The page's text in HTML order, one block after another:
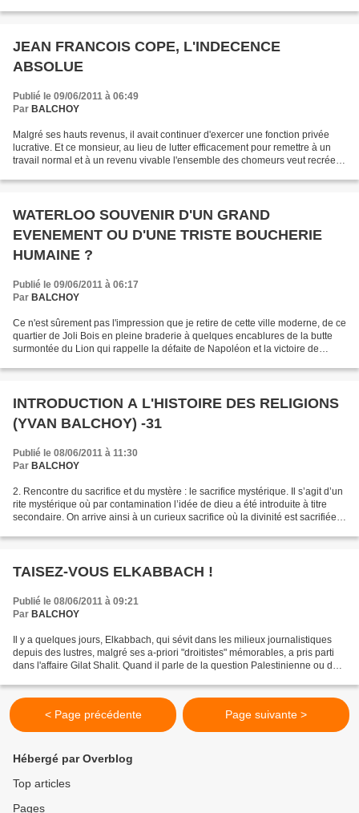
JEAN FRANCOIS COPE, L'INDECENCE
ABSOLUE
Publié le 09/06/2011 à 06:49
Par BALCHOY
Malgré ses hauts revenus, il avait continuer d'exercer une fonction privée
lucrative. Et ce monsieur, au lieu de lutter efficacement pour remettre à un
travail normal et à un revenu vivable l'ensemble des chomeurs veut recréer
WATERLOO SOUVENIR D'UN GRAND
EVENEMENT OU D'UNE TRISTE BOUCHERIE
HUMAINE ?
Publié le 09/06/2011 à 06:17
Par BALCHOY
Ce n'est sûrement pas l'impression que je retire de cette ville moderne, de ce
quartier de Joli Bois en pleine braderie à quelques encablures de la butte
surmontée du Lion qui rappelle la défaite de Napoléon et la victoire de
INTRODUCTION A L'HISTOIRE DES RELIGIONS
(YVAN BALCHOY) -31
Publié le 08/06/2011 à 11:30
Par BALCHOY
2. Rencontre du sacrifice et du mystère : le sacrifice mystérique. Il s’agit d’un
rite mystérique où par contamination l’idée de dieu a été introduite à titre
secondaire. On arrive ainsi à un curieux sacrifice où la divinité est sacrifiée à
TAISEZ-VOUS ELKABBACH !
Publié le 08/06/2011 à 09:21
Par BALCHOY
Il y a quelques jours, Elkabbach, qui sévit dans les milieux journalistiques
depuis des lustres, malgré ses a-priori "droitistes" mémorables, a pris parti
dans l'affaire Gilat Shalit. Quand il parle de la question Palestinienne ou du
< Page précédente Page suivante >
Hébergé par Overblog
Top articles
Pages